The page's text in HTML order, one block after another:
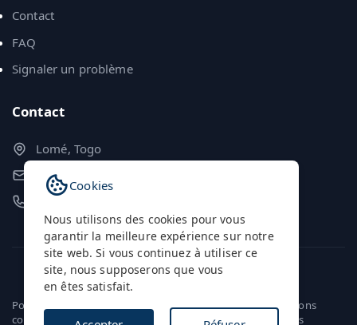
Cookies
Nous utilisons des cookies pour vous
garantir la meilleure expérience sur notre
site web. Si vous continuez à utiliser ce
site, nous supposerons que vous
en êtes satisfait.
Contact
FAQ
Signaler un problème
Contact
Lomé, Togo
contact@annuairestogo.tg
© 2024 Annuaires Togo. Tous droits réservés.
Politique de
confidentialité
Conditions
d'utilisation
Mentions
légales